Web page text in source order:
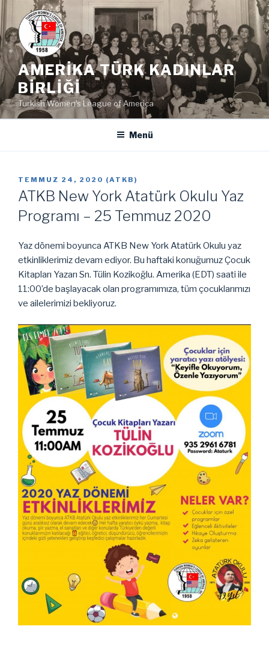
İçeriğe
geç
AMERIKA TÜRK KADINLAR
BIRLIĞI
Turkish Women's League of America
Menü
YAYIM
TARIHI
TEMMUZ 24, 2020 (ATKB )
ATKB New York Atatürk Okulu Yaz
Programı – 25 Temmuz 2020
Yaz dönemi boyunca ATKB New York Atatürk Okulu yaz
etkinliklerimiz devam ediyor. Bu haftaki konuğumuz Çocuk
Kitapları Yazarı Sn. Tülin Kozikoğlu. Amerika (EDT) saati ile
11:00’de başlayacak olan programımıza, tüm çocuklarımızı
ve ailelerimizi bekliyoruz.